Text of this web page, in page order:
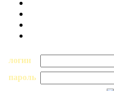
логин
пароль